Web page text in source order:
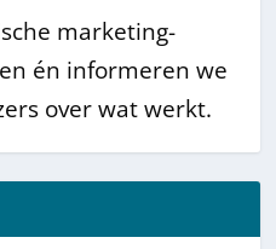
marketing-
én informeren we
over wat werkt.